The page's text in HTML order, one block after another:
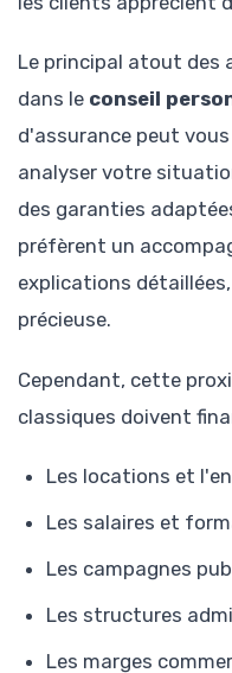
Le principal atout des
dans le conseil
d'assurance peut
analyser votre
des garanties
préfèrent un
explications
précieuse.
Cependant, cette
classiques doivent
Les locations et
Les salaires et
Les campagnes
Les structures
Les marges